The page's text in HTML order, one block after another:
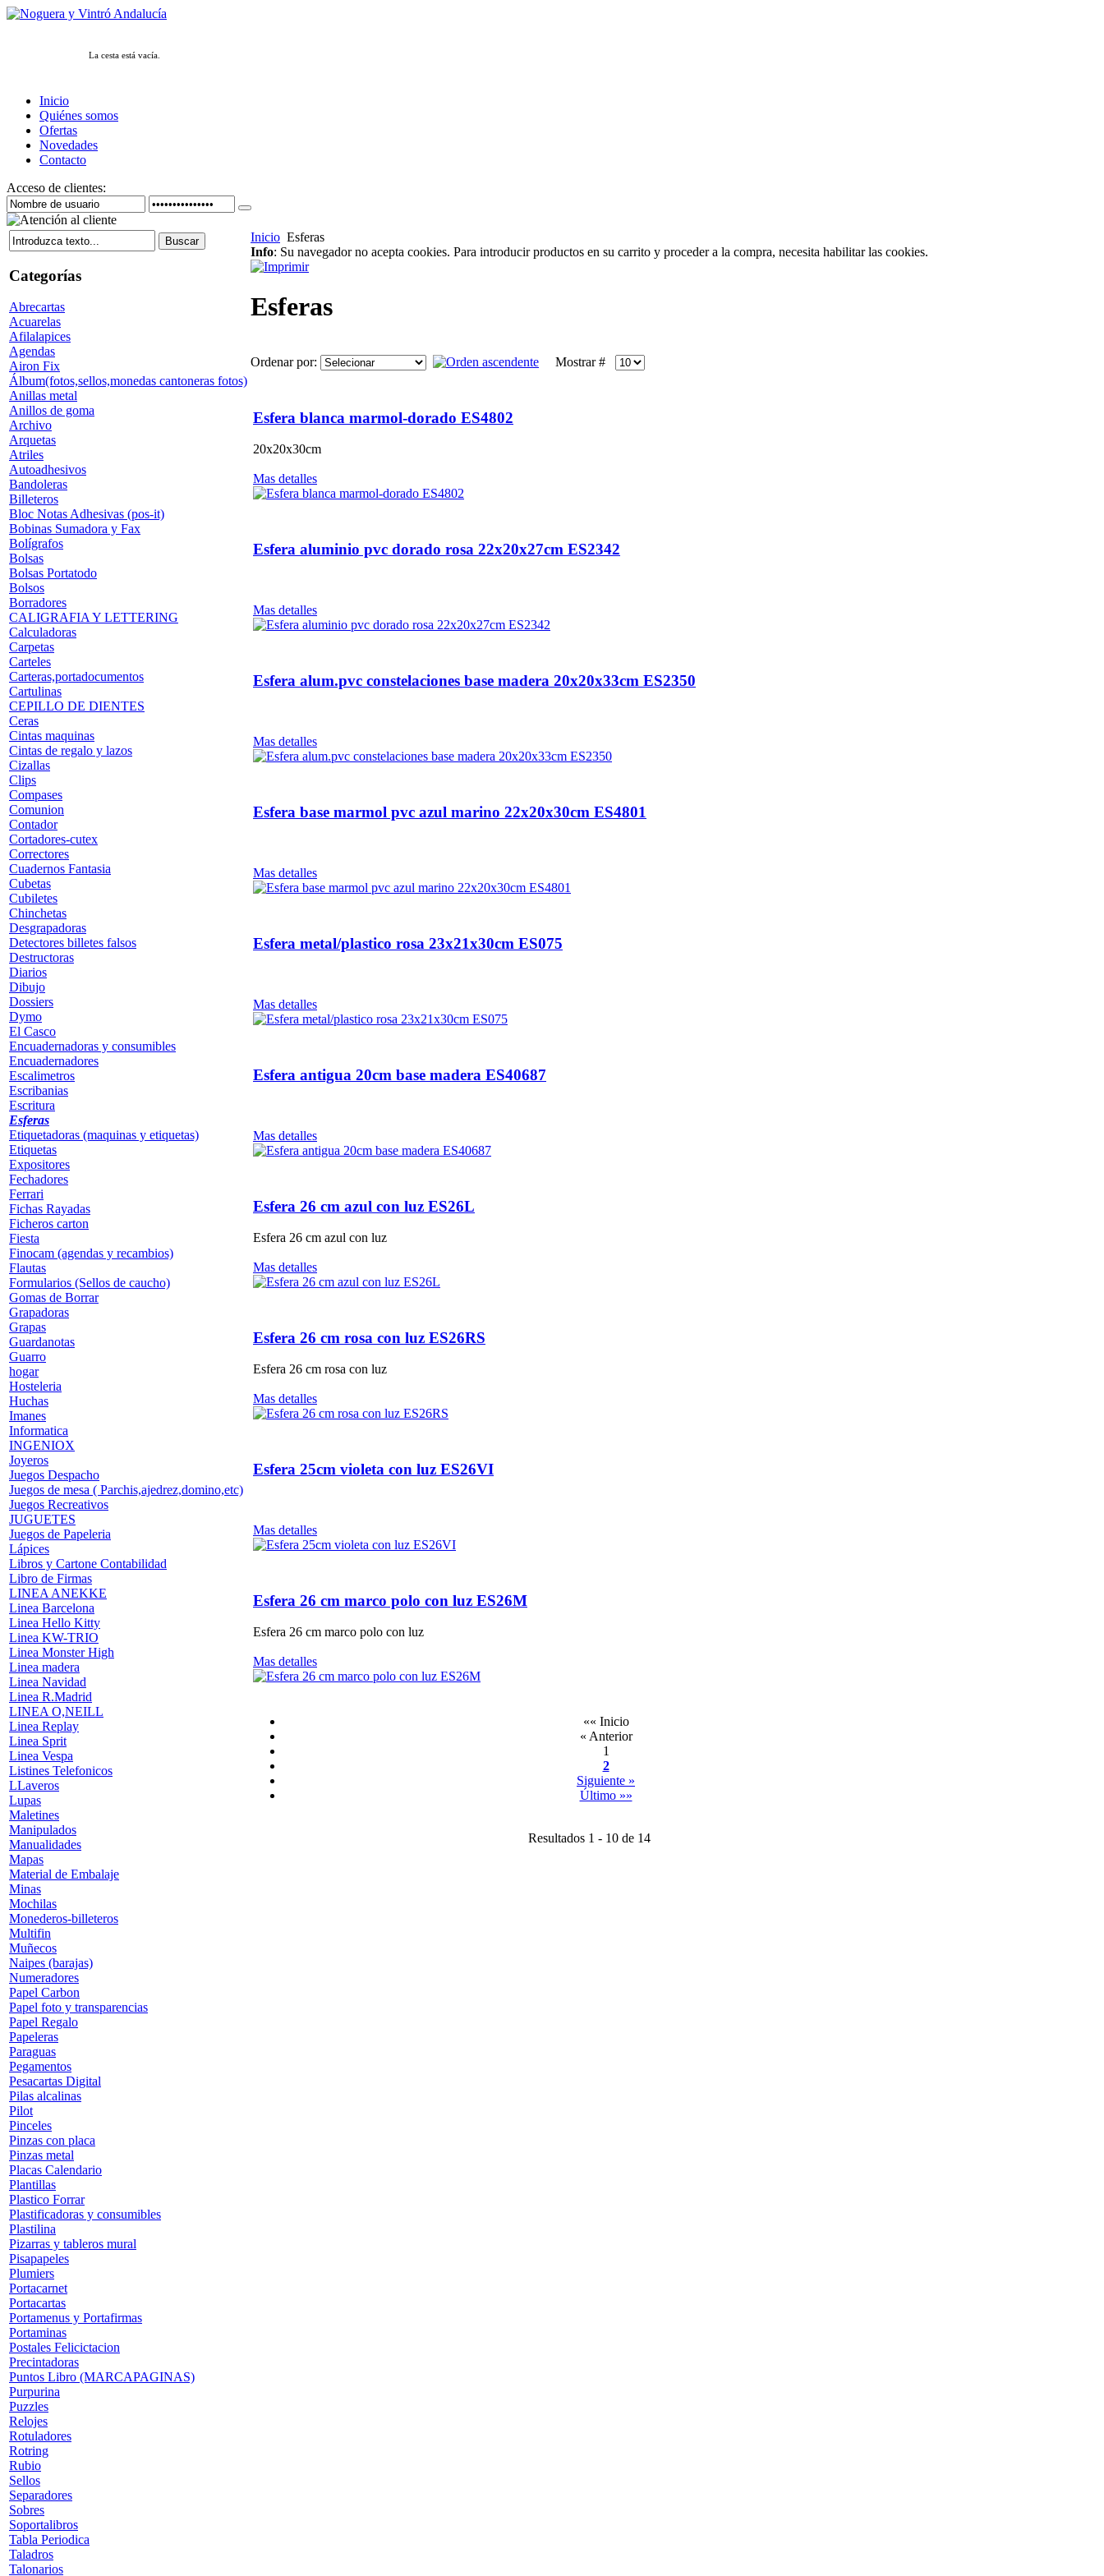
La cesta está vacía.
Inicio
Quiénes somos
Ofertas
Novedades
Contacto
Acceso de clientes:
Categorías
Abrecartas
Acuarelas
Afilalapices
Agendas
Airon Fix
Álbum(fotos,sellos,monedas cantoneras fotos)
Anillas metal
Anillos de goma
Archivo
Arquetas
Atriles
Autoadhesivos
Bandoleras
Billeteros
Bloc Notas Adhesivas (pos-it)
Bobinas Sumadora y Fax
Bolígrafos
Bolsas
Bolsas Portatodo
Bolsos
Borradores
CALIGRAFIA Y LETTERING
Calculadoras
Carpetas
Carteles
Carteras,portadocumentos
Cartulinas
CEPILLO DE DIENTES
Ceras
Cintas maquinas
Cintas de regalo y lazos
Cizallas
Clips
Compases
Comunion
Contador
Cortadores-cutex
Correctores
Cuadernos Fantasia
Cubetas
Cubiletes
Chinchetas
Desgrapadoras
Detectores billetes falsos
Destructoras
Diarios
Dibujo
Dossiers
Dymo
El Casco
Encuadernadoras y consumibles
Encuadernadores
Escalimetros
Escribanias
Escritura
Esferas
Etiquetadoras (maquinas y etiquetas)
Etiquetas
Expositores
Fechadores
Ferrari
Fichas Rayadas
Ficheros carton
Fiesta
Finocam (agendas y recambios)
Flautas
Formularios (Sellos de caucho)
Gomas de Borrar
Grapadoras
Grapas
Guardanotas
Guarro
hogar
Hosteleria
Huchas
Imanes
Informatica
INGENIOX
Joyeros
Juegos Despacho
Juegos de mesa ( Parchis,ajedrez,domino,etc)
Juegos Recreativos
JUGUETES
Juegos de Papeleria
Lápices
Libros y Cartone Contabilidad
Libro de Firmas
LINEA ANEKKE
Linea Barcelona
Linea Hello Kitty
Linea KW-TRIO
Linea Monster High
Linea madera
Linea Navidad
Linea R.Madrid
LINEA O,NEILL
Linea Replay
Linea Sprit
Linea Vespa
Listines Telefonicos
LLaveros
Lupas
Maletines
Manipulados
Manualidades
Mapas
Material de Embalaje
Minas
Mochilas
Monederos-billeteros
Multifin
Muñecos
Naipes (barajas)
Numeradores
Papel Carbon
Papel foto y transparencias
Papel Regalo
Papeleras
Paraguas
Pegamentos
Pesacartas Digital
Pilas alcalinas
Pilot
Pinceles
Pinzas con placa
Pinzas metal
Placas Calendario
Plantillas
Plastico Forrar
Plastificadoras y consumibles
Plastilina
Pizarras y tableros mural
Pisapapeles
Plumiers
Portacarnet
Portacartas
Portamenus y Portafirmas
Portaminas
Postales Felicictacion
Precintadoras
Puntos Libro (MARCAPAGINAS)
Purpurina
Puzzles
Relojes
Rotuladores
Rotring
Rubio
Sellos
Separadores
Sobres
Soportalibros
Tabla Periodica
Taladros
Talonarios
Inicio Esferas
Info: Su navegador no acepta cookies. Para introducir productos en su carrito y proceder a la compra, necesita habilitar las cookies.
Esferas
Ordenar por: Mostrar #
Esfera blanca marmol-dorado ES4802
20x20x30cm
Mas detalles
Esfera aluminio pvc dorado rosa 22x20x27cm ES2342
Mas detalles
Esfera alum.pvc constelaciones base madera 20x20x33cm ES2350
Mas detalles
Esfera base marmol pvc azul marino 22x20x30cm ES4801
Mas detalles
Esfera metal/plastico rosa 23x21x30cm ES075
Mas detalles
Esfera antigua 20cm base madera ES40687
Mas detalles
Esfera 26 cm azul con luz ES26L
Esfera 26 cm azul con luz
Mas detalles
Esfera 26 cm rosa con luz ES26RS
Esfera 26 cm rosa con luz
Mas detalles
Esfera 25cm violeta con luz ES26VI
Mas detalles
Esfera 26 cm marco polo con luz ES26M
Esfera 26 cm marco polo con luz
Mas detalles
«« Inicio
« Anterior
1
2
Siguiente »
Último »»
Resultados 1 - 10 de 14